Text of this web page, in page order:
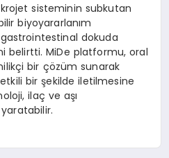
sisteminin subkutan
biyoyararlanım
gastrointestinal dokuda
belirtti. MiDe platformu, oral
bir çözüm sunarak
bir şekilde iletilmesine
ilaç ve aşı